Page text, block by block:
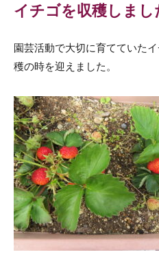
ショー
訪問介護（ホ
居宅介護
小規模多
要介護度
福利厚
資格取
外国
給与と退
各種
処遇改善の計
個人情報
イチゴを収穫しまし
園芸活動で大切に育てていた
穫の時を迎えました。